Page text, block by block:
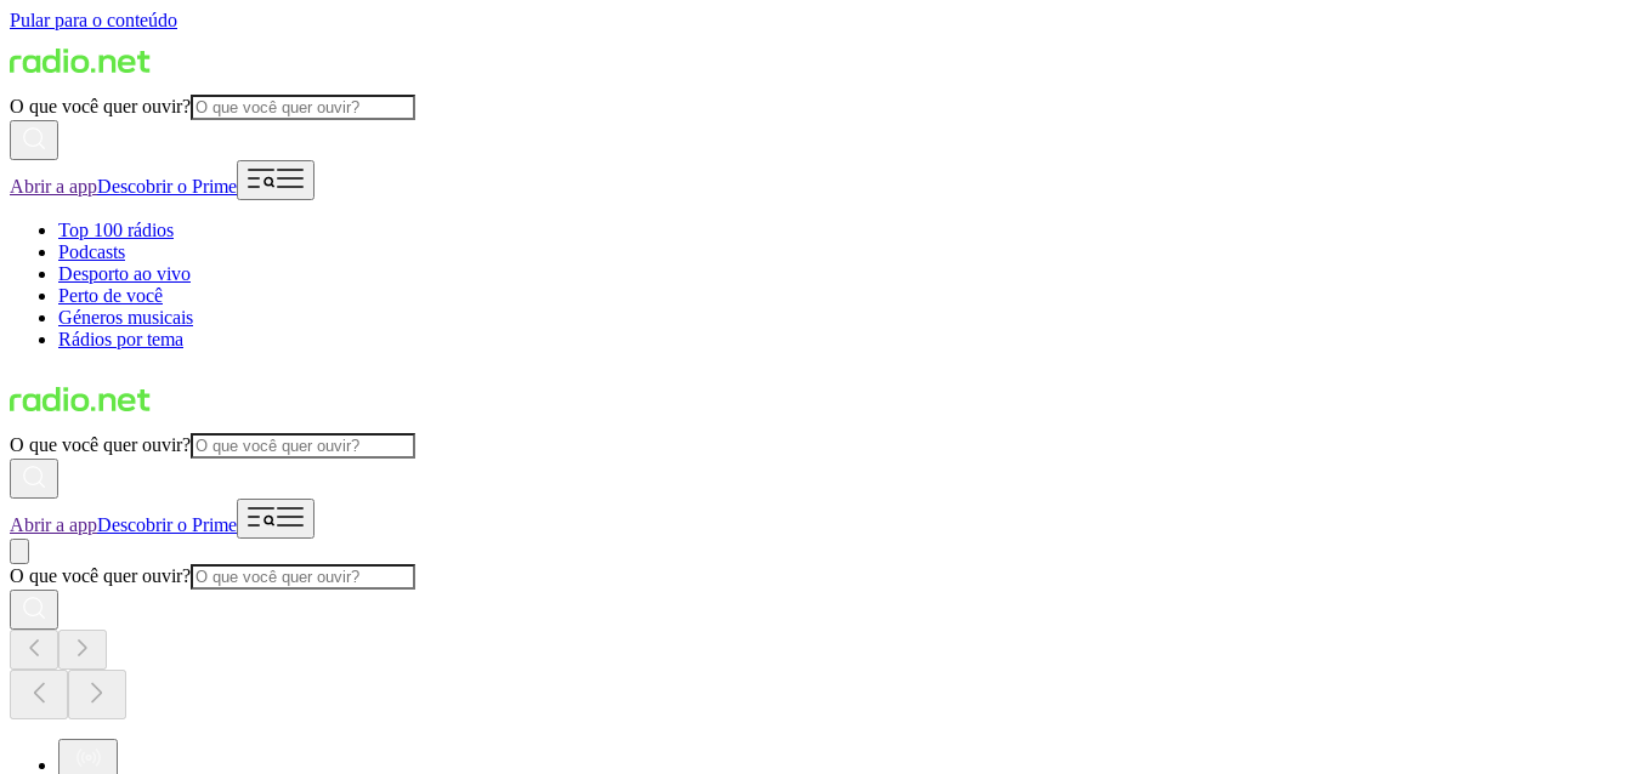
Pular para o conteúdo
O que você quer ouvir?
Abrir a appDescobrir o Prime
Top 100 rádios
Podcasts
Desporto ao vivo
Perto de você
Géneros musicais
Rádios por tema
O que você quer ouvir?
Abrir a appDescobrir o Prime
O que você quer ouvir?